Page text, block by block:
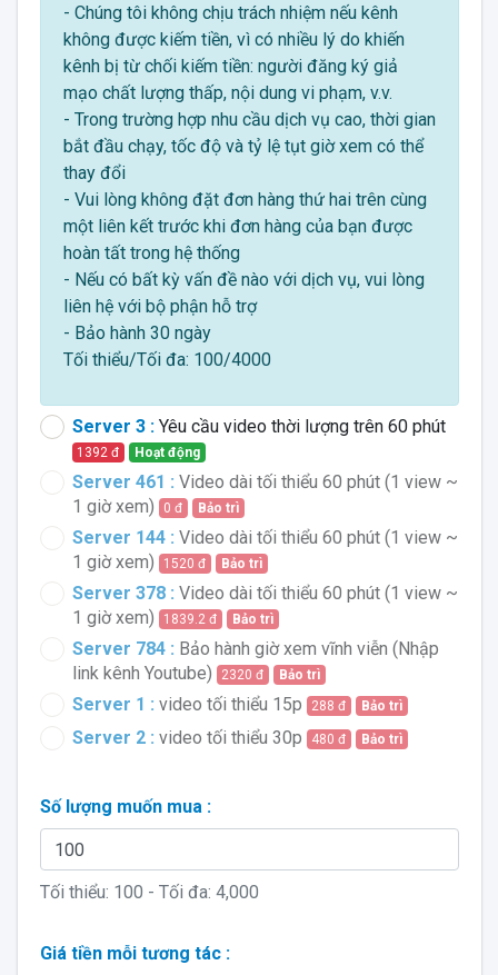
- Chúng tôi không chịu trách nhiệm nếu kênh
không được kiếm tiền, vì có nhiều lý do khiến
kênh bị từ chối kiếm tiền: người đăng ký giả
mạo chất lượng thấp, nội dung vi phạm, v.v.
- Trong trường hợp nhu cầu dịch vụ cao, thời gian
bắt đầu chạy, tốc độ và tỷ lệ tụt giờ xem có thể
thay đổi
- Vui lòng không đặt đơn hàng thứ hai trên cùng
một liên kết trước khi đơn hàng của bạn được
hoàn tất trong hệ thống
- Nếu có bất kỳ vấn đề nào với dịch vụ, vui lòng
liên hệ với bộ phận hỗ trợ
- Bảo hành 30 ngày
Tối thiểu/Tối đa: 100/4000
Server 3 :Yêu cầu video thời lượng trên 60 phút
1392 đ Hoạt động
Server 461 : Video dài tối thiểu 60 phút (1 view ~
1 giờ xem)
0 đ Bảo trì
Server 144 : Video dài tối thiểu 60 phút (1 view ~
1 giờ xem)
1520 đ Bảo trì
Server 378 : Video dài tối thiểu 60 phút (1 view ~
1 giờ xem)
1839.2 đ Bảo trì
Server 784 : Bảo hành giờ xem vĩnh viễn (Nhập
link kênh Youtube)
2320 đ Bảo trì
Server 1 : video tối thiểu 15p 288 đ Bảo trì
Server 2 : video tối thiểu 30p 480 đ Bảo trì
Số lượng muốn mua :
Tối thiểu: 100 - Tối đa: 4,000
Giá tiền mỗi tương tác :